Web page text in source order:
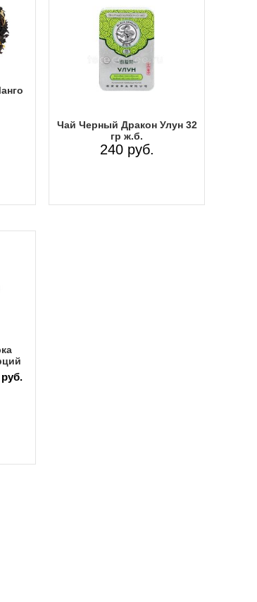
Чай Черный Дракон Улун 32
гр ж.б.
240 руб.
руб.